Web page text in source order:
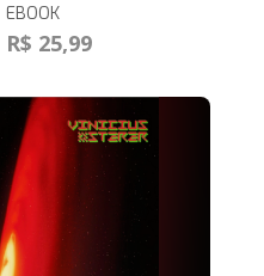
EBOOK
R$ 25,99